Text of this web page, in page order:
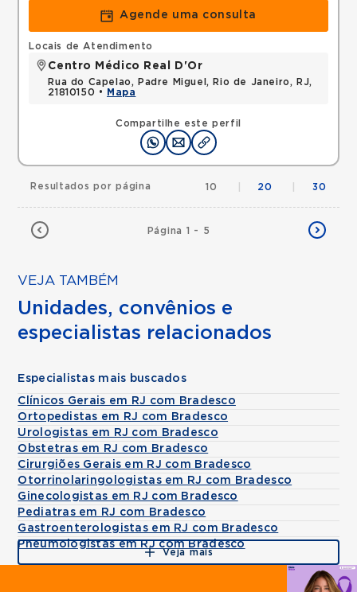
Agende uma consulta
Compartilhe este perfil
Locais de Atendimento
Centro Médico Real D'Or
Rua do Capelao, Padre Miguel, Rio de Janeiro, RJ,
21810150 •
Mapa
Página 1 - 5
Resultados por página 10 20 30
VEJA TAMBÉM
Unidades, convênios e
especialistas relacionados
Especialistas mais buscados
Clínicos Gerais em RJ com Bradesco
Ortopedistas em RJ com Bradesco
Urologistas em RJ com Bradesco
Obstetras em RJ com Bradesco
Cirurgiões Gerais em RJ com Bradesco
Otorrinolaringologistas em RJ com Bradesco
Ginecologistas em RJ com Bradesco
Pediatras em RJ com Bradesco
Gastroenterologistas em RJ com Bradesco
Pneumologistas em RJ com Bradesco
Veja mais
Agende